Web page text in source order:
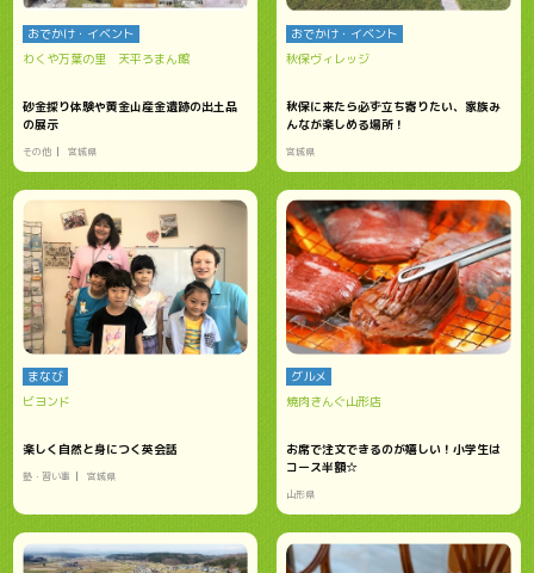
おでかけ・イベント
わくや万葉の里 天平ろまん館
砂金採り体験や黄金山産金遺跡の出土品
の展示
その他 宮城県
おでかけ・イベント
秋保ヴィレッジ
秋保に来たら必ず立ち寄りたい、家族み
んなが楽しめる場所！
宮城県
まなび
ビヨンド
楽しく自然と身につく英会話
塾・習い事 宮城県
グルメ
焼肉きんぐ山形店
お席で注文できるのが嬉しい！小学生は
コース半額☆
山形県